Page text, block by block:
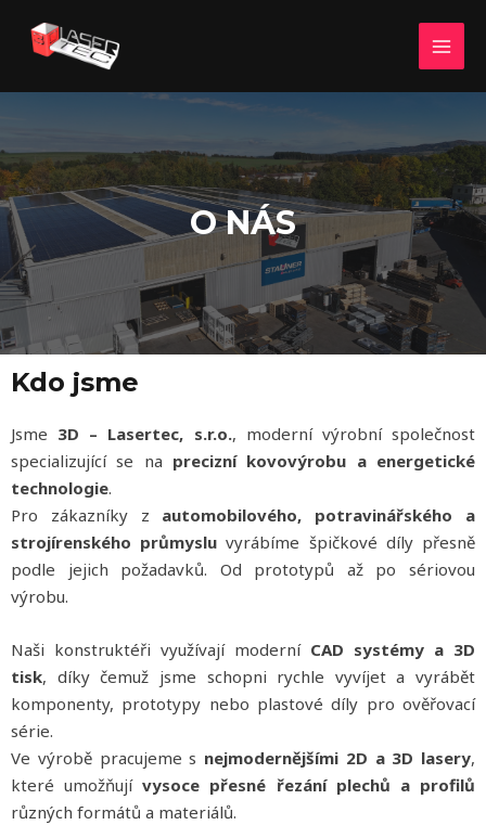
O NÁS
Kdo jsme
Jsme 3D – Lasertec, s.r.o., moderní výrobní společnost
specializující se na precizní kovovýrobu a energetické
technologie.
Pro zákazníky z automobilového, potravinářského a
strojírenského průmyslu vyrábíme špičkové díly přesně
podle jejich požadavků. Od prototypů až po sériovou
výrobu.
Naši konstruktéři využívají moderní CAD systémy a 3D
tisk, díky čemuž jsme schopni rychle vyvíjet a vyrábět
komponenty, prototypy nebo plastové díly pro ověřovací
série.
Ve výrobě pracujeme s nejmodernějšími 2D a 3D lasery,
které umožňujívysoce přesné řezání plechů a profilů
různých formátů a materiálů.